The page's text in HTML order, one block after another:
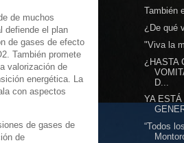
de muchos
defiende el plan
de gases de efecto
También promete
valorización de
energética. La
con aspectos
de gases de
de
También
¿De qué
"Viva la
¿HASTA
D...
YA
“Todos